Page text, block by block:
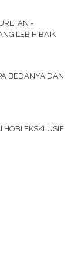
-
LEBIH BAIK
BEDANYA DAN
HOBI EKSKLUSIF